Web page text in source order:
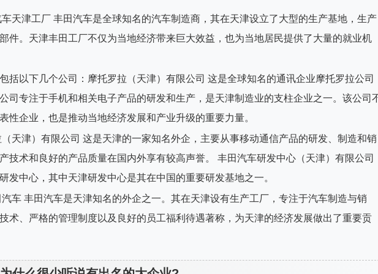
天津工厂 丰田汽车是全球知名的汽车制造商，其在天津设立了大型的生产基地，生产
件。天津丰田工厂不仅为当地经济带来巨大效益，也为当地居民提供了大量的就业机
括以下几个公司：摩托罗拉（天津）有限公司 这是全球知名的通讯企业摩托罗拉公司
司专注于手机和相关电子产品的研发和生产，是天津制造业的支柱企业之一。该公司
性企业，也是推动当地经济发展和产业升级的重要力量。
天津）有限公司 这是天津的一家知名外企，主要从事移动通信产品的研发、制造和销
技术和良好的产品质量在国内外享有较高声誉。 丰田汽车研发中心（天津）有限公司
发中心，其中天津研发中心是其在中国的重要研发基地之一。
车 丰田汽车是天津知名的外企之一。其在天津设有生产工厂，专注于汽车制造与销
术、严格的管理制度以及良好的员工福利待遇著称，为天津的经济发展做出了重要贡